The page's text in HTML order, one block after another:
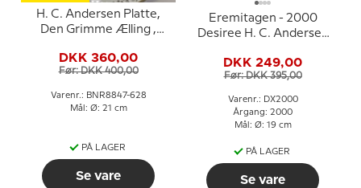
H. C. Andersen Platte,
Den Grimme Ælling ,
DKK 360,00
Før: DKK 400,00
Varenr.: BNR8847-628
Mål: Ø: 21 cm
PÅ LAGER
Se vare
Eremitagen - 2000
Desiree H. C. Andersen
DKK 249,00
Før: DKK 395,00
Varenr.: DX2000
Årgang: 2000
Mål: Ø: 19 cm
PÅ LAGER
Se vare